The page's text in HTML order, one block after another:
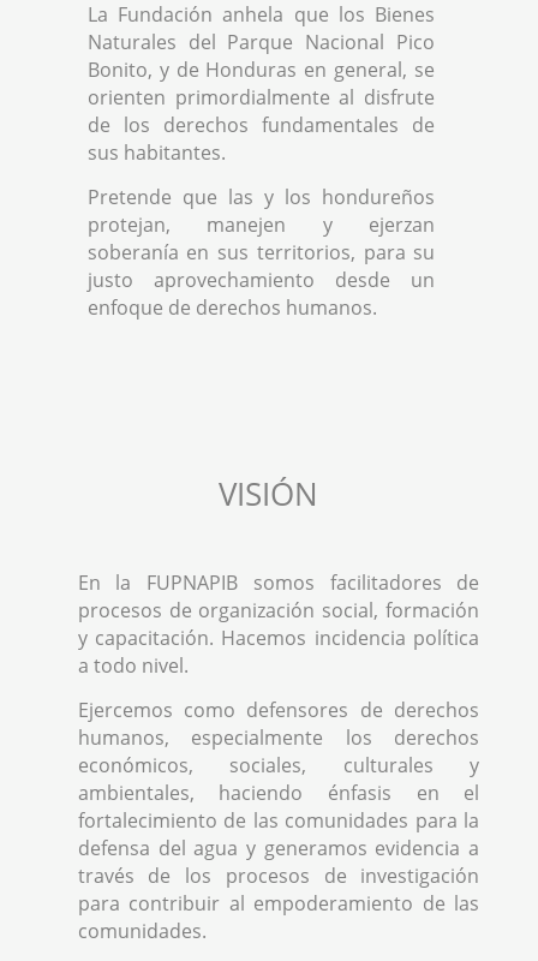
La Fundación anhela que los Bienes
Naturales del Parque Nacional Pico
Bonito, y de Honduras en general, se
orienten primordialmente al disfrute
de los derechos fundamentales de
sus habitantes.
Pretende que las y los hondureños
protejan, manejen y ejerzan
soberanía en sus territorios, para su
justo aprovechamiento desde un
enfoque de derechos humanos.
VISIÓN
En la FUPNAPIB somos facilitadores de
procesos de organización social, formación
y capacitación. Hacemos incidencia política
a todo nivel.
Ejercemos como defensores de derechos
humanos, especialmente los derechos
económicos, sociales, culturales y
ambientales, haciendo énfasis en el
fortalecimiento de las comunidades para la
defensa del agua y generamos evidencia a
través de los procesos de investigación
para contribuir al empoderamiento de las
comunidades.